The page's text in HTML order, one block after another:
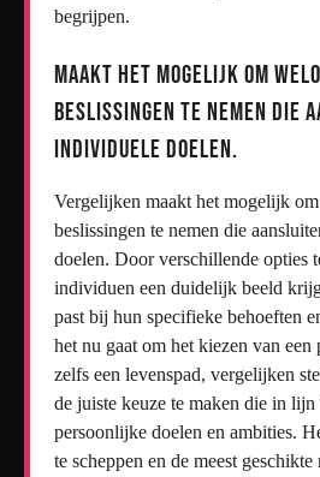
begrijpen.
Maakt het mogelijk om
beslissingen te nemen die
individuele doelen.
Vergelijken maakt het mogelijk
beslissingen te nemen die
doelen. Door verschillende opties
individuen een duidelijk beeld
past bij hun specifieke behoeften
het nu gaat om het kiezen van
zelfs een levenspad, vergelijken
de juiste keuze te maken die in lijn
persoonlijke doelen en ambities.
te scheppen en de meest